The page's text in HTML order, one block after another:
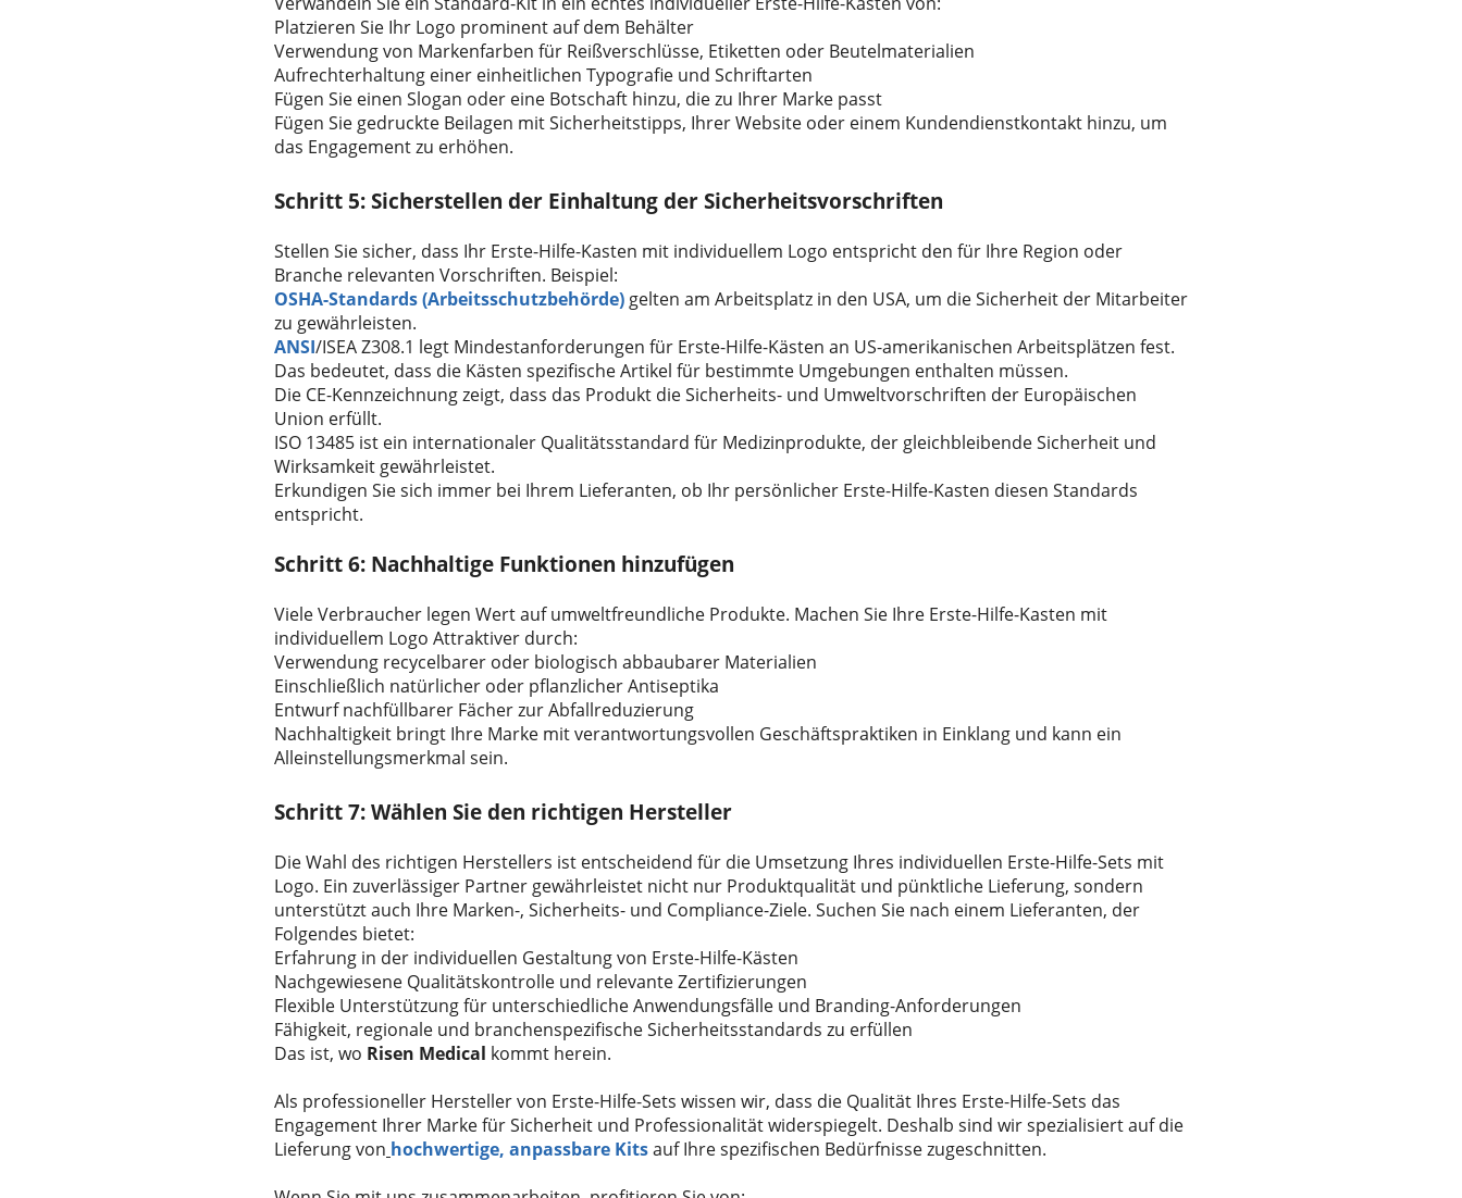
Platzieren Sie Ihr Logo prominent auf dem Behälter
Verwendung von Markenfarben für Reißverschlüsse, Etiketten oder Beutelmaterialien
Aufrechterhaltung einer einheitlichen Typografie und Schriftarten
Fügen Sie einen Slogan oder eine Botschaft hinzu, die zu Ihrer Marke passt
Fügen Sie gedruckte Beilagen mit Sicherheitstipps, Ihrer Website oder einem Kundendienstkontakt hinzu, um
das Engagement zu erhöhen.
Schritt 5: Sicherstellen der Einhaltung der Sicherheitsvorschriften
Stellen Sie sicher, dass Ihr Erste-Hilfe-Kasten mit individuellem Logo entspricht den für Ihre Region oder
Branche relevanten Vorschriften. Beispiel:
OSHA-Standards (Arbeitsschutzbehörde) gelten am Arbeitsplatz in den USA, um die Sicherheit der Mitarbeiter
zu gewährleisten.
ANSI/ISEA Z308.1 legt Mindestanforderungen für Erste-Hilfe-Kästen an US-amerikanischen Arbeitsplätzen fest.
Das bedeutet, dass die Kästen spezifische Artikel für bestimmte Umgebungen enthalten müssen.
Die CE-Kennzeichnung zeigt, dass das Produkt die Sicherheits- und Umweltvorschriften der Europäischen
Union erfüllt.
ISO 13485 ist ein internationaler Qualitätsstandard für Medizinprodukte, der gleichbleibende Sicherheit und
Wirksamkeit gewährleistet.
Erkundigen Sie sich immer bei Ihrem Lieferanten, ob Ihr persönlicher Erste-Hilfe-Kasten diesen Standards
entspricht.
Schritt 6: Nachhaltige Funktionen hinzufügen
Viele Verbraucher legen Wert auf umweltfreundliche Produkte. Machen Sie Ihre Erste-Hilfe-Kasten mit
individuellem Logo Attraktiver durch:
Verwendung recycelbarer oder biologisch abbaubarer Materialien
Einschließlich natürlicher oder pflanzlicher Antiseptika
Entwurf nachfüllbarer Fächer zur Abfallreduzierung
Nachhaltigkeit bringt Ihre Marke mit verantwortungsvollen Geschäftspraktiken in Einklang und kann ein
Alleinstellungsmerkmal sein.
Schritt 7: Wählen Sie den richtigen Hersteller
Die Wahl des richtigen Herstellers ist entscheidend für die Umsetzung Ihres individuellen Erste-Hilfe-Sets mit
Logo. Ein zuverlässiger Partner gewährleistet nicht nur Produktqualität und pünktliche Lieferung, sondern
unterstützt auch Ihre Marken-, Sicherheits- und Compliance-Ziele. Suchen Sie nach einem Lieferanten, der
Folgendes bietet:
Erfahrung in der individuellen Gestaltung von Erste-Hilfe-Kästen
Nachgewiesene Qualitätskontrolle und relevante Zertifizierungen
Flexible Unterstützung für unterschiedliche Anwendungsfälle und Branding-Anforderungen
Fähigkeit, regionale und branchenspezifische Sicherheitsstandards zu erfüllen
Das ist, wo Risen Medical kommt herein.
Als professioneller Hersteller von Erste-Hilfe-Sets wissen wir, dass die Qualität Ihres Erste-Hilfe-Sets das
Engagement Ihrer Marke für Sicherheit und Professionalität widerspiegelt. Deshalb sind wir spezialisiert auf die
Lieferung von hochwertige, anpassbare Kitsauf Ihre spezifischen Bedürfnisse zugeschnitten.